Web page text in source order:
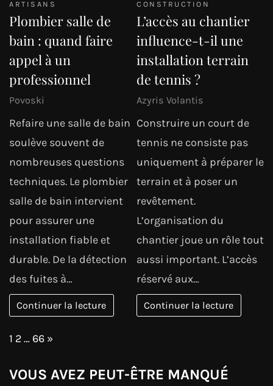
ARTISANS
Plombier salle de
bain : quand faire
appel à un
professionnel
Povoski
Refaire une salle de bain
soulève souvent de
nombreuses questions
techniques. Le plombier
salle de bain intervient
pour assurer une
installation fiable et
durable. De la détection
des fuites à…
Continuer la lecture
CONSTRUCTION
L’accès au chantier
influence-t-il une
installation terrain
de tennis ?
Azyris Volantis
Construire un court de
tennis ne consiste pas
uniquement à préparer le
terrain et à poser un
revêtement.
L’organisation du
chantier joue un rôle tout
aussi important. L’accès
réservé aux…
Continuer la lecture
Page:
1 2… 66 Next
»
VOUS AVEZ PEUT-ÊTRE MANQUÉ